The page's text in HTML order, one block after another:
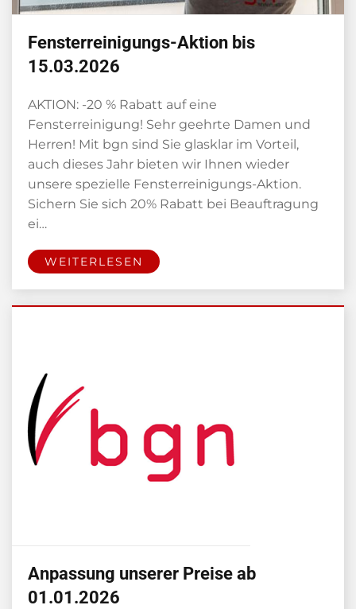
Fensterreinigungs-Aktion bis
15.03.2026
AKTION: -20 % Rabatt auf eine
Fensterreinigung! Sehr geehrte Damen und
Herren! Mit bgn sind Sie glasklar im Vorteil,
auch dieses Jahr bieten wir Ihnen wieder
unsere spezielle Fensterreinigungs-Aktion.
Sichern Sie sich 20% Rabatt bei Beauftragung
ei…
WEITERLESEN
Anpassung unserer Preise ab
01.01.2026